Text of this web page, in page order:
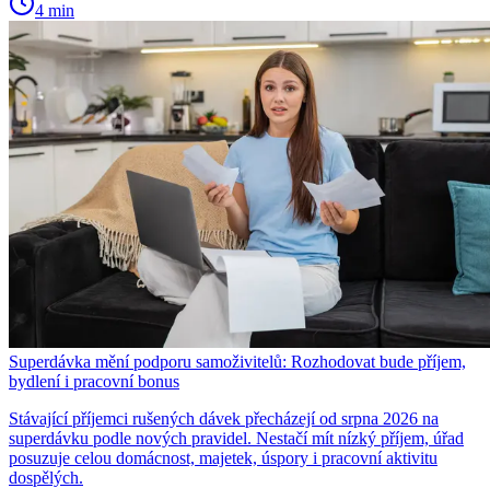
4 min
Superdávka mění podporu samoživitelů: Rozhodovat bude příjem,
bydlení i pracovní bonus
Stávající příjemci rušených dávek přecházejí od srpna 2026 na
superdávku podle nových pravidel. Nestačí mít nízký příjem, úřad
posuzuje celou domácnost, majetek, úspory i pracovní aktivitu
dospělých.